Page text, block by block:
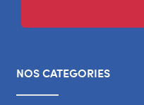
NOS CATEGORIES